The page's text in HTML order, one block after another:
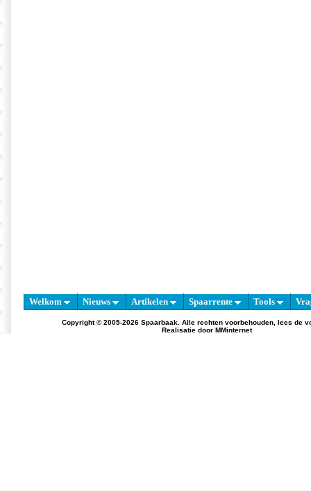
Welkom Nieuws Artikelen Spaarrente Tools
Copyright © 2005-2026 Spaarbaak. Alle rechten voorbehouden, lees de
Realisatie door MMinternet